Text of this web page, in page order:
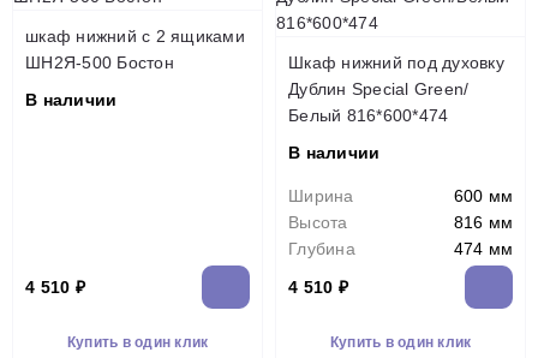
шкаф нижний с 2 ящиками
ШН2Я-500 Бостон
В наличии
4 510 ₽
Купить в один клик
Шкаф нижний под духовку
Дублин Special Green/
Белый 816*600*474
В наличии
Ширина
600 мм
Высота
816 мм
Глубина
474 мм
4 510 ₽
Купить в один клик